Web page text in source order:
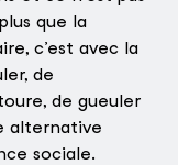
que la
c’est avec la
de
de gueuler
alternative
sociale.